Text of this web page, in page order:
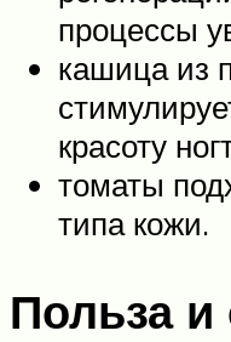
процессы
кашица из
красоту
томаты
типа кожи.
Польза и